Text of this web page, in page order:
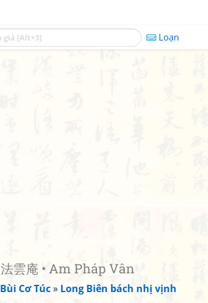
Loạn
法雲庵 • Am Pháp Vân
Bùi Cơ Túc» Long Biên bách nhị vịnh